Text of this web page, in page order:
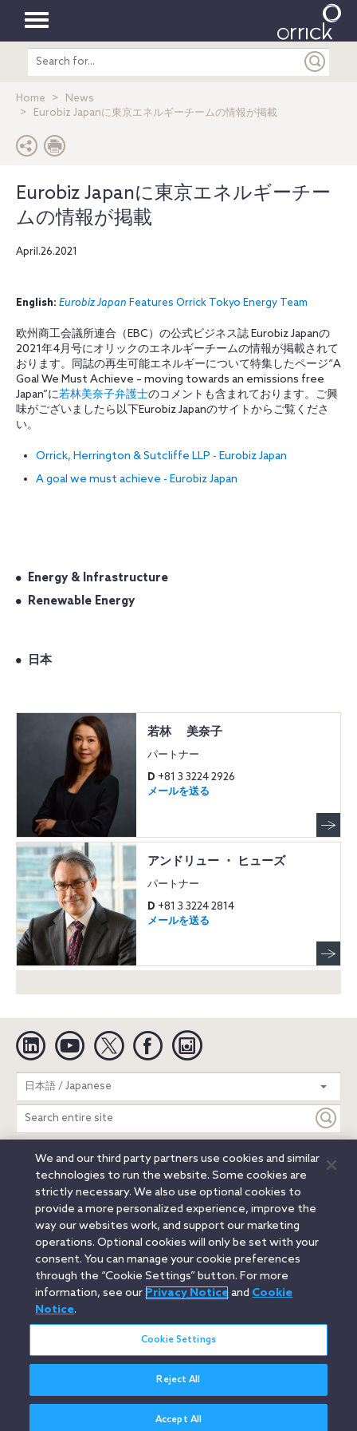
Toggle
navigation
Search
entire
Home
News
Eurobiz Japanに東京エネルギーチームの情報が掲載
Eurobiz Japanに東京エネルギーチー
ムの情報が掲載
April.26.2021
English: Eurobiz Japan Features Orrick Tokyo Energy Team
欧州商工会議所連合（EBC）の公式ビジネス誌 Eurobiz Japanの
2021年4月号にオリックのエネルギーチームの情報が掲載されて
おります。同誌の再生可能エネルギーについて特集したページ“A
Goal We Must Achieve – moving towards an emissions free
Japan”に若林美奈子弁護士のコメントも含まれております。ご興
味がございましたら以下Eurobiz Japanのサイトからご覧くださ
い。
Orrick, Herrington & Sutcliffe LLP - Eurobiz Japan
A goal we must achieve - Eurobiz Japan
Energy & Infrastructure
Renewable Energy
日本
若林 美奈子
パートナー
D +81 3 3224 2926
メールを送る
アンドリュー ・ ヒューズ
パートナー
D +81 3 3224 2814
メールを送る
Linkedin YouTube Twitter Facebook
日本語 / Japanese
Search
entire
site
Legal Notices Privacy Notice
Cookie Notice
Attorney Advertising
Secure Login
© 2026 Orrick, Herrington & Sutcliffe LLP. All rights reserved.
Austin
Beijing Boston Brussels Charlotte
Chicago
Düsseldorf
Houston Los Angeles
Miami
Milan
Munich New York Orange County
Paris
Portland
Rome Sacramento
San Francisco
Santa Monica
Wheeling, W.V. (GOIC)
We and our third party partners use cookies and similar
technologies to run the website. Some cookies are
strictly necessary. We also use optional cookies to
provide a more personalized experience, improve the
way our websites work, and support our marketing
operations. Optional cookies will only be set with your
consent. You can manage your cookie preferences
through the “Cookie Settings” button. For more
information, see our Privacy Noticeand Cookie
Notice.
Cookie Settings
Reject All
Accept All